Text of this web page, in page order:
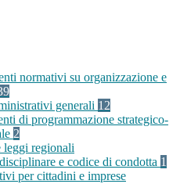
normativi su organizzazione e
generali 12
di programmazione strategico-
2
leggi regionali
e codice di condotta 1
per cittadini e imprese